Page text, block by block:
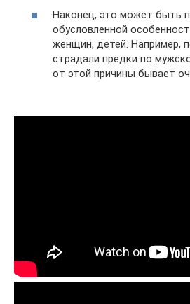
Наконец, это может быть
обусловленной
женщин, детей. Например,
страдали предки по
от этой причины бывает